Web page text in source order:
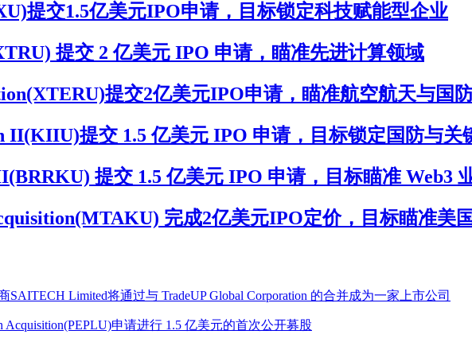
提交1.5亿美元IPO申请，目标锁定科技赋能型企业
提交 2 亿美元 IPO 申请，瞄准先进计算领域
提交2亿美元IPO申请，瞄准航空航天与国
II(KIIU)提交 1.5 亿美元 IPO 申请，目标锁定国防与关
提交 1.5 亿美元 IPO 申请，目标瞄准 Web3
完成2亿美元IPO定价，目标瞄准美
Limited将通过与 TradeUP Global Corporation 的合并成为一家上市公司
Acquisition(PEPLU)申请进行 1.5 亿美元的首次公开募股